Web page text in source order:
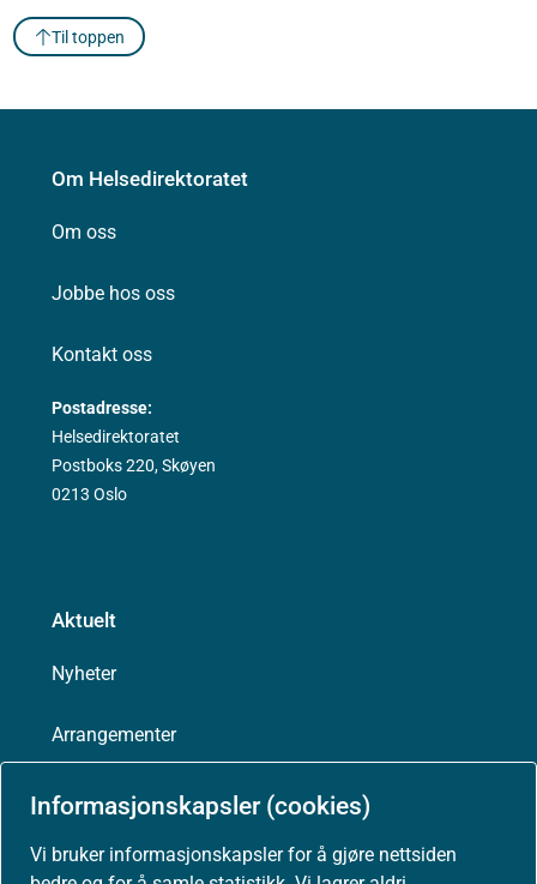
Informasjonskapsler (cookies)
Vi bruker informasjonskapsler for å gjøre nettsiden
Til toppen
Om Helsedirektoratet
Om oss
Jobbe hos oss
Kontakt oss
Postadresse:
Helsedirektoratet
Postboks 220, Skøyen
0213 Oslo
Aktuelt
Nyheter
Arrangementer
Høringer
Presse